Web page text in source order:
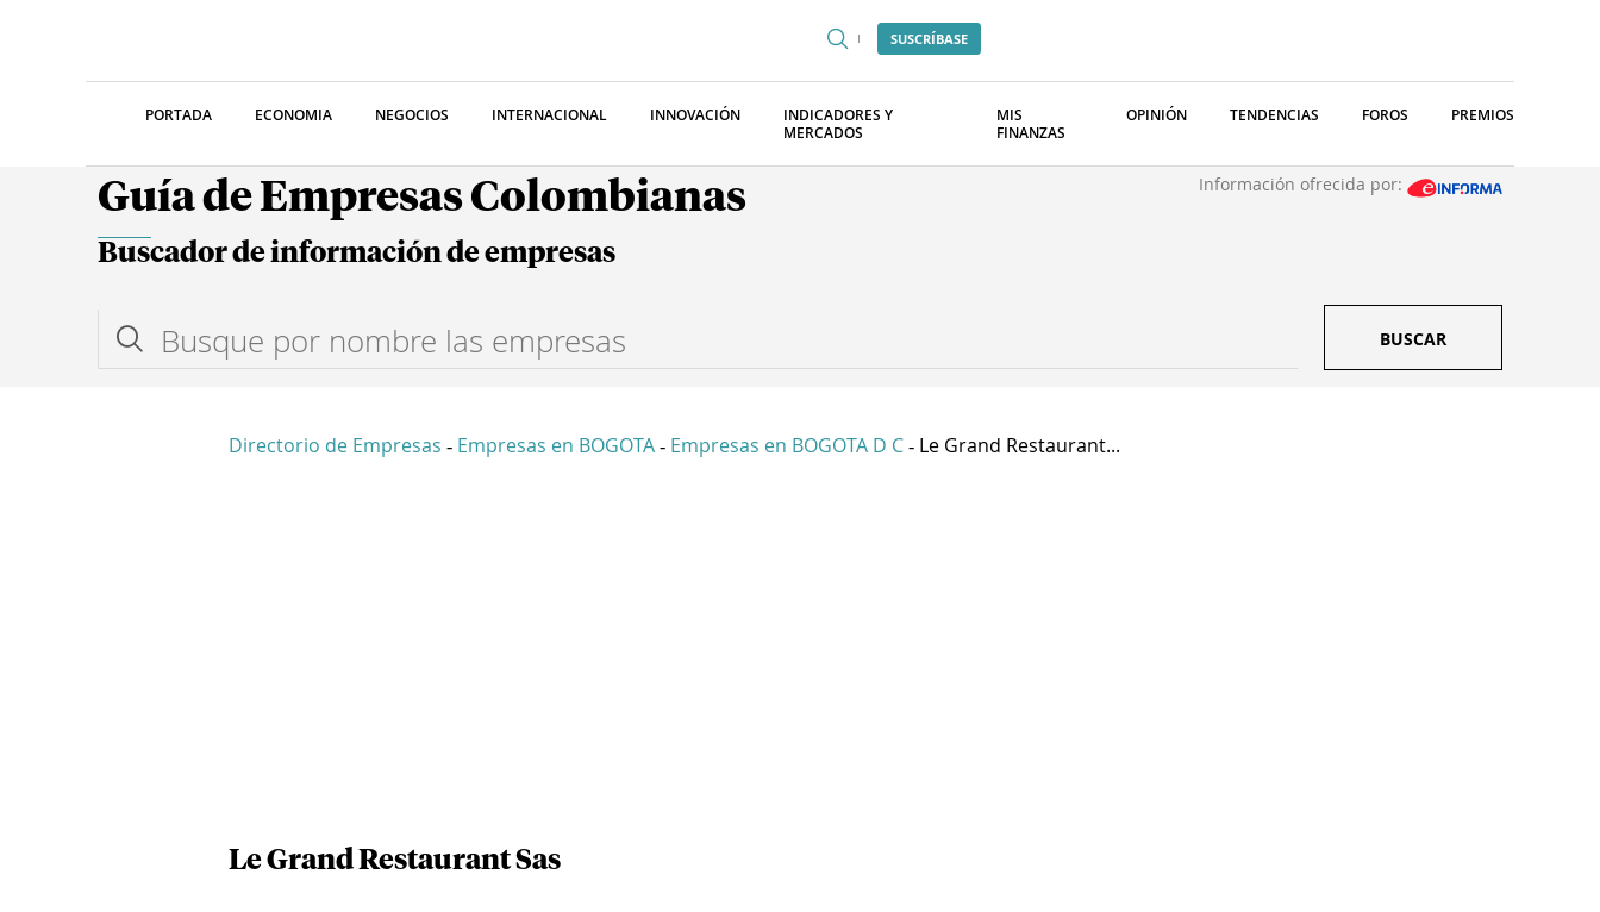
SUSCRÍBASE
PORTADA ECONOMIA NEGOCIOS INTERNACIONAL INNOVACIÓN
INDICADORES Y
MERCADOS
MIS
FINANZAS
OPINIÓN TENDENCIAS FOROS PREMIOS
Guía de Empresas Colombianas Información ofrecida por:
Buscador de información de empresas
BUSCAR
Directorio de Empresas - Empresas en BOGOTA - Empresas en BOGOTA D C - Le Grand Restaurant...
Le Grand Restaurant Sas